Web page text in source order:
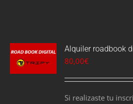
Alquiler roadbook
80,00€
Si realizaste tu